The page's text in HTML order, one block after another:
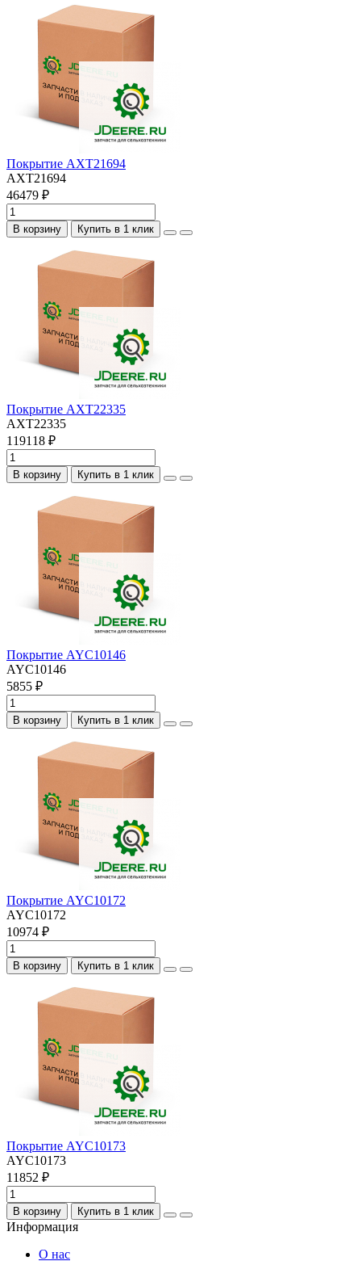
Покрытие AXT21694
AXT21694
46479 ₽
В корзину Купить в 1 клик
Покрытие AXT22335
AXT22335
119118 ₽
В корзину Купить в 1 клик
Покрытие AYC10146
AYC10146
5855 ₽
В корзину Купить в 1 клик
Покрытие AYC10172
AYC10172
10974 ₽
В корзину Купить в 1 клик
Покрытие AYC10173
AYC10173
11852 ₽
В корзину Купить в 1 клик
Информация
О нас